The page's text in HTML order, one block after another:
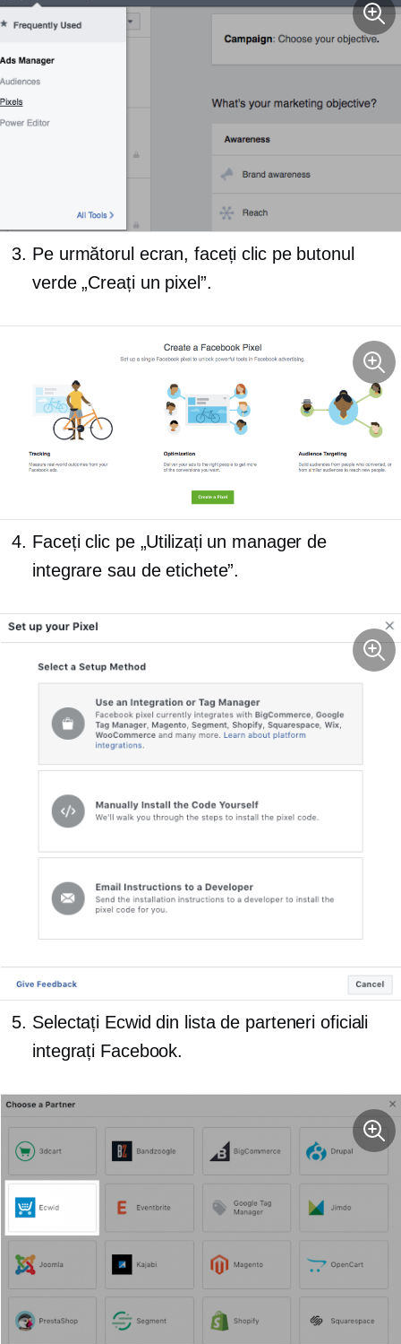
Pe următorul ecran, faceți clic pe butonul
verde „Creați un pixel”.
Faceți clic pe „Utilizați un manager de
integrare sau de etichete”.
Selectați Ecwid din lista de parteneri oficiali
integrați Facebook.